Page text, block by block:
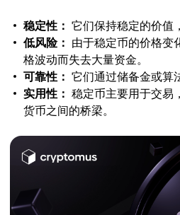
稳定性： 它们保持稳定的价值
低风险： 由于稳定币的价格变
格波动而失去大量资金。
可靠性： 它们通过储备金或算
实用性： 稳定币主要用于交易
货币之间的桥梁。